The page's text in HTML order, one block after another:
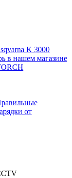
K 3000
в нашем магазине
от